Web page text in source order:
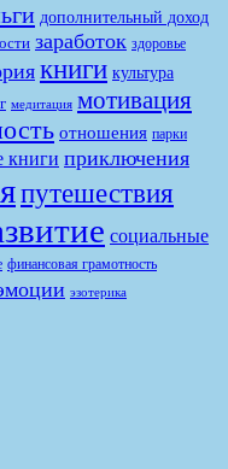
дополнительный доход
заработок здоровье
книги культура
медитация мотивация
отношения парки
книги приключения
путешествия
социальные
финансовая грамотность
эзотерика